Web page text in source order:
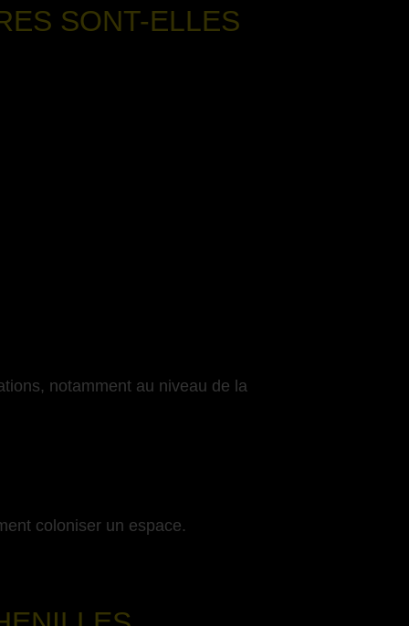
SONT-ELLES
notamment au niveau de la
coloniser un espace.